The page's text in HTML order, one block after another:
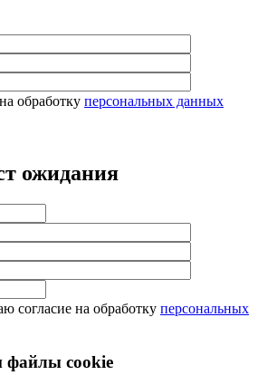
обработку персональных данных
ожидания
согласие на обработку персональных
файлы cookie